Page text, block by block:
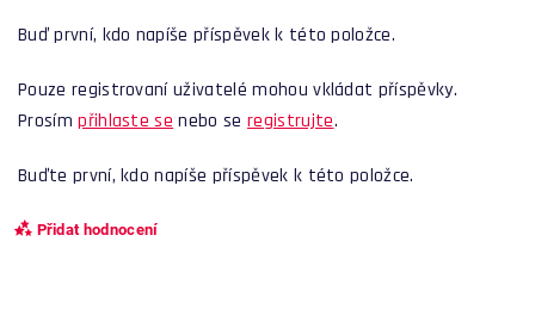
Buď první, kdo napíše příspěvek k této položce.
Pouze registrovaní uživatelé mohou vkládat příspěvky.
Prosímpřihlaste se nebo se registrujte.
Buďte první, kdo napíše příspěvek k této položce.
Přidat hodnocení